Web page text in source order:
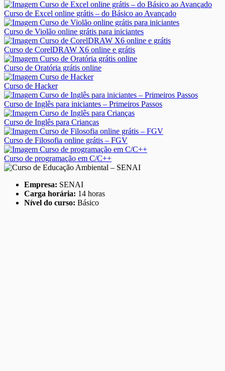
Curso de Excel online grátis – do Básico ao Avançado
Curso de Violão online grátis para iniciantes
Curso de CorelDRAW X6 online e grátis
Curso de Oratória grátis online
Curso de Hacker
Curso de Inglês para iniciantes – Primeiros Passos
Curso de Inglês para Crianças
Curso de Filosofia online grátis – FGV
Curso de programação em C/C++
Empresa: SENAI
Carga horária: 14 horas
Nível do curso: Básico